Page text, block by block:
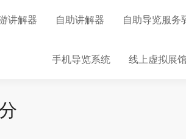
讲解器 自助讲解器 自助导览服务
手机导览系统 线上虚拟展